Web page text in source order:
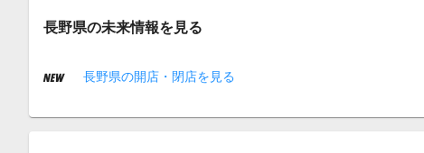
長野県の未来情報を見る
長野県の開店・閉店を見る